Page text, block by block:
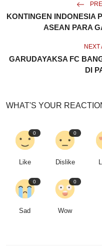
KONTINGEN INDONESIA
ASEAN PARA
NEXT
GARUDAYAKSA FC
DI
WHAT'S YOUR
0
Like
0
Dislike
0
Sad
0
Wow